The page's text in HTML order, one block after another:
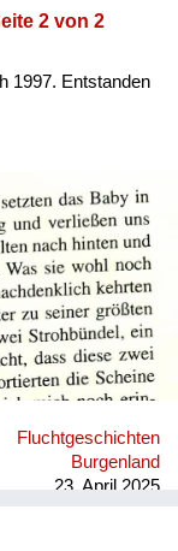
2 von 2
1997. Entstanden
Fluchtgeschichten
Burgenland
23. April 2025